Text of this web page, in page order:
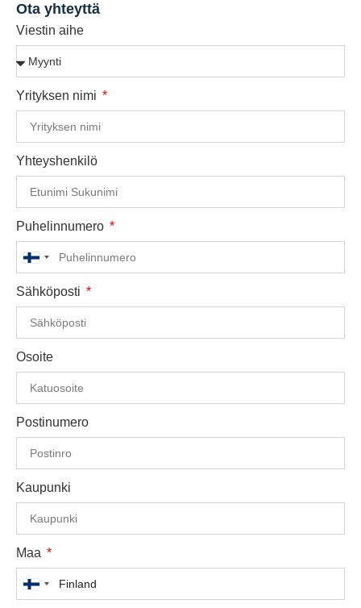
Ota yhteyttä
Viestin aihe
Yrityksen nimi
Yhteyshenkilö
Puhelinnumero
Finland
Sähköposti
Osoite
Postinumero
Kaupunki
Maa
Finland